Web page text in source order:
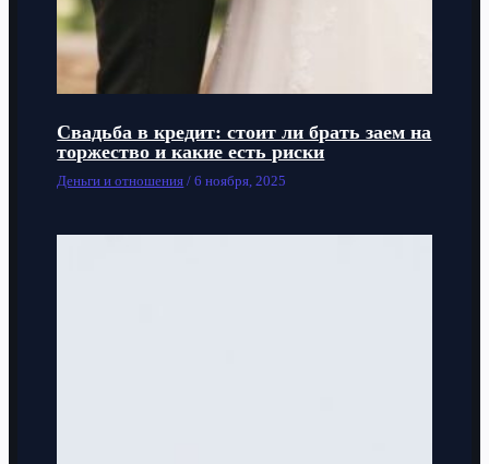
Свадьба в кредит: стоит ли брать заем на
торжество и какие есть риски
Деньги и отношения /6 ноября, 2025